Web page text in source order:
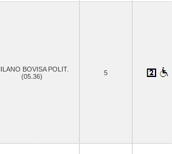
BOVISA POLIT.
(05.36)
5